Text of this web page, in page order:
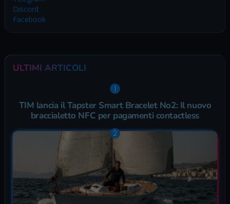
Discord
Facebook
ULTIMI ARTICOLI
TIM lancia il Tapster Smart Bracelet No2: Il nuovo
braccialetto NFC per pagamenti contactless